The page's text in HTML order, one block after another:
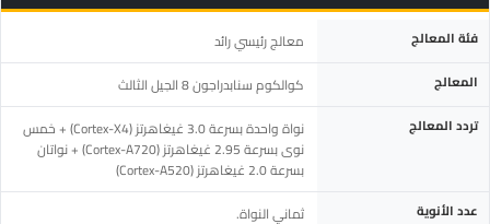
المواصفةالتفاصيلفئة المعالج معالج رئيسي رائد
المعالج كوالكوم سنابدراجون 8 الجيل الثالث
تردد المعالج
نواة واحدة بسرعة 3.0 غيغاهرتز (Cortex-X4) + خمس
نوى بسرعة 2.95 غيغاهرتز (Cortex-A720) + نواتان
بسرعة 2.0 غيغاهرتز (Cortex-A520)
عدد الأنوية ثماني النواة.